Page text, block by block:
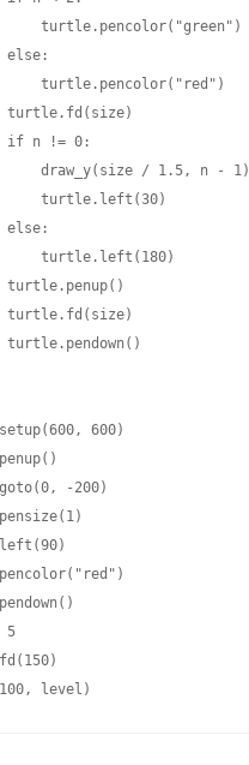
turtle.pencolor("green")
else:
turtle.pencolor("red")
turtle.fd(size)
if n != 0:
draw_y(size / 1.5, n - 1)
turtle.left(30)
else:
turtle.left(180)
turtle.penup()
turtle.fd(size)
turtle.pendown()
600)
-200)
5